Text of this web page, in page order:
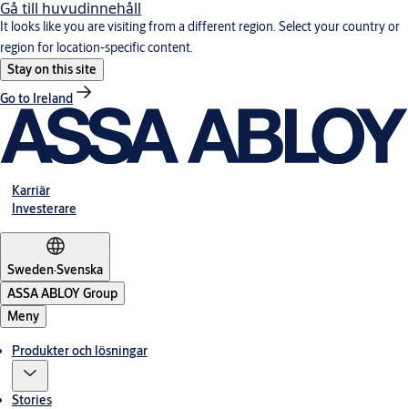
Gå till huvudinnehåll
It looks like you are visiting from a different region. Select your country or
region for location-specific content.
Stay on this site
Go to Ireland
Karriär
Investerare
Sweden·Svenska
ASSA ABLOY Group
Meny
Produkter och lösningar
Stories